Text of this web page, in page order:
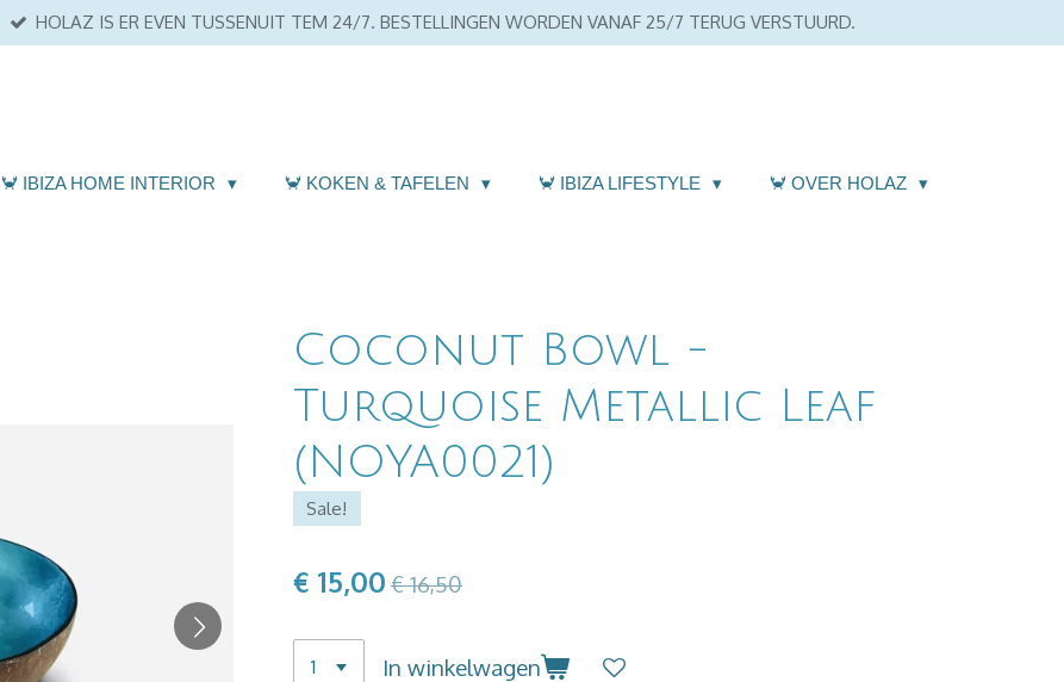
HOLAZ IS ER EVEN TUSSENUIT TEM 24/7. BESTELLINGEN WORDEN VANAF 25/7 TERUG VERSTUURD.
🦀 IBIZA HOME INTERIOR 🦀 KOKEN & TAFELEN 🦀 IBIZA LIFESTYLE
🦀 OVER HOLAZ
Coconut Bowl -
Turquoise Metallic Leaf
(NOYA0021)
Sale!
€ 15,00 € 16,50
In winkelwagen